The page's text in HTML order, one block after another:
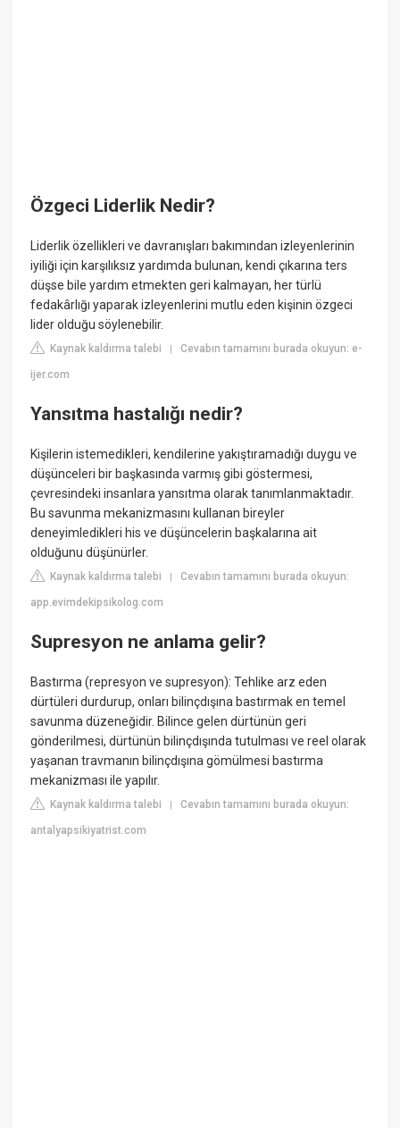
Özgeci Liderlik Nedir?
Liderlik özellikleri ve davranışları bakımından izleyenlerinin
iyiliği için karşılıksız yardımda bulunan, kendi çıkarına ters
düşse bile yardım etmekten geri kalmayan, her türlü
fedakârlığı yaparak izleyenlerini mutlu eden kişinin özgeci
lider olduğu söylenebilir.
Kaynak kaldırma talebi |Cevabın tamamını burada okuyun: e-
ijer.com
Yansıtma hastalığı nedir?
Kişilerin istemedikleri, kendilerine yakıştıramadığı duygu ve
düşünceleri bir başkasında varmış gibi göstermesi,
çevresindeki insanlara yansıtma olarak tanımlanmaktadır.
Bu savunma mekanizmasını kullanan bireyler
deneyimledikleri his ve düşüncelerin başkalarına ait
olduğunu düşünürler.
Kaynak kaldırma talebi |Cevabın tamamını burada okuyun:
app.evimdekipsikolog.com
Supresyon ne anlama gelir?
Bastırma (represyon ve supresyon): Tehlike arz eden
dürtüleri durdurup, onları bilinçdışına bastırmak en temel
savunma düzeneğidir. Bilince gelen dürtünün geri
gönderilmesi, dürtünün bilinçdışında tutulması ve reel olarak
yaşanan travmanın bilinçdışına gömülmesi bastırma
mekanizması ile yapılır.
Kaynak kaldırma talebi |Cevabın tamamını burada okuyun:
antalyapsikiyatrist.com